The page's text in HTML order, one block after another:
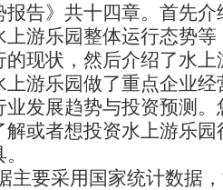
报告》共十四章。首先
上游乐园整体运行态势
现状，然后介绍了水
上游乐园做了重点企业
发展趋势与投资预测
解或者想投资水上游乐
要采用国家统计数据，